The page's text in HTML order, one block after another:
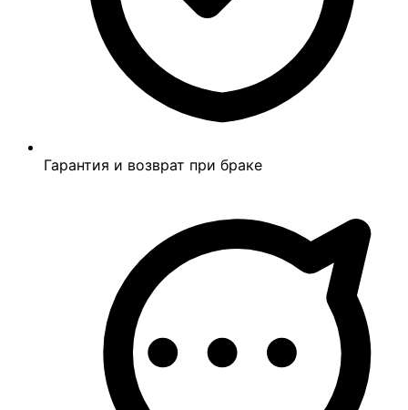
Гарантия и возврат при браке